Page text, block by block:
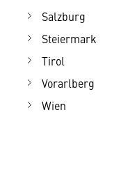
Salzburg
Steiermark
Tirol
Vorarlberg
Wien